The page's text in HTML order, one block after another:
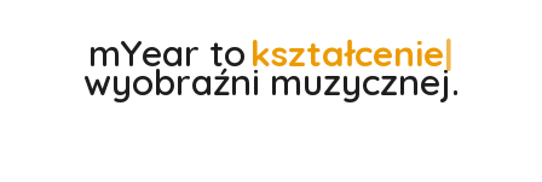
mYear tokształcenie
wyobraźni muzycznej.